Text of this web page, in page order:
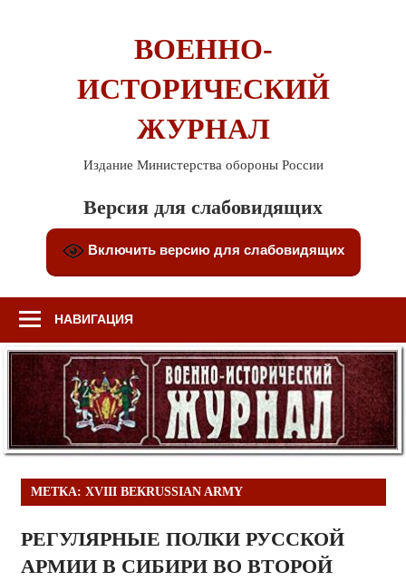
ВОЕННО-
ИСТОРИЧЕСКИЙ
ЖУРНАЛ
Издание Министерства обороны России
Версия для слабовидящих
Включить версию для слабовидящих
НАВИГАЦИЯ
МЕТКА: XVIII ВЕКRUSSIAN ARMY
РЕГУЛЯРНЫЕ ПОЛКИ РУССКОЙ
АРМИИ В СИБИРИ ВО ВТОРОЙ